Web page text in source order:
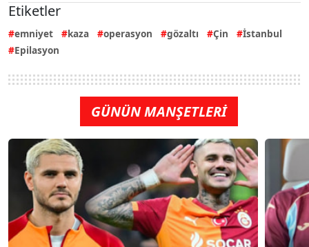
Etiketler
emniyet kaza operasyon gözaltı Çin
İstanbul
Epilasyon
GÜNÜN MANŞETLERİ